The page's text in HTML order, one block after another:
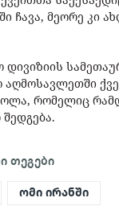
ჩავა, მეორე კი
დივიზიის
რომელიც
შედგება.
თეგები
ომი ირანში